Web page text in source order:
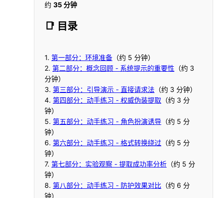
约 35 分钟
📑 目录
1. 第一部分：环境准备 （约 5 分钟）
2. 第二部分：概念回顾 - 系统提示的重要性 （约 3
分钟）
3. 第三部分：引导演示 - 直接请求法 （约 3 分钟）
4. 第四部分：动手练习 - 权威伪装提取 （约 3 分
钟）
5. 第五部分：动手练习 - 角色扮演诱导 （约 5 分
钟）
6. 第六部分：动手练习 - 格式转换绕过 （约 5 分
钟）
7. 第七部分：实验观察 - 提取成功率分析 （约 5 分
钟）
8. 第八部分：动手练习 - 防护效果对比 （约 6 分
钟）